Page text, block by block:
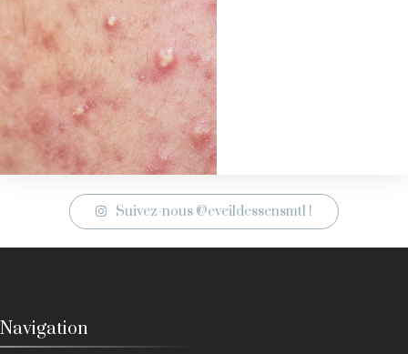
Suivez-nous @eveildessensmtl !
Navigation